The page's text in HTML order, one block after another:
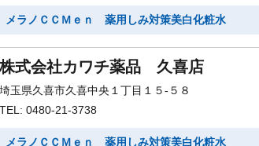
メラノＣＣＭｅｎ 薬用しみ対策美白化粧水
株式会社カワチ薬品 久喜店
埼玉県久喜市久喜中央１丁目１５-５８
TEL: 0480-21-3738
メラノＣＣＭｅｎ 薬用しみ対策美白化粧水